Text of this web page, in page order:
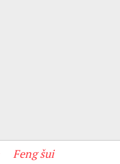
Feng šui